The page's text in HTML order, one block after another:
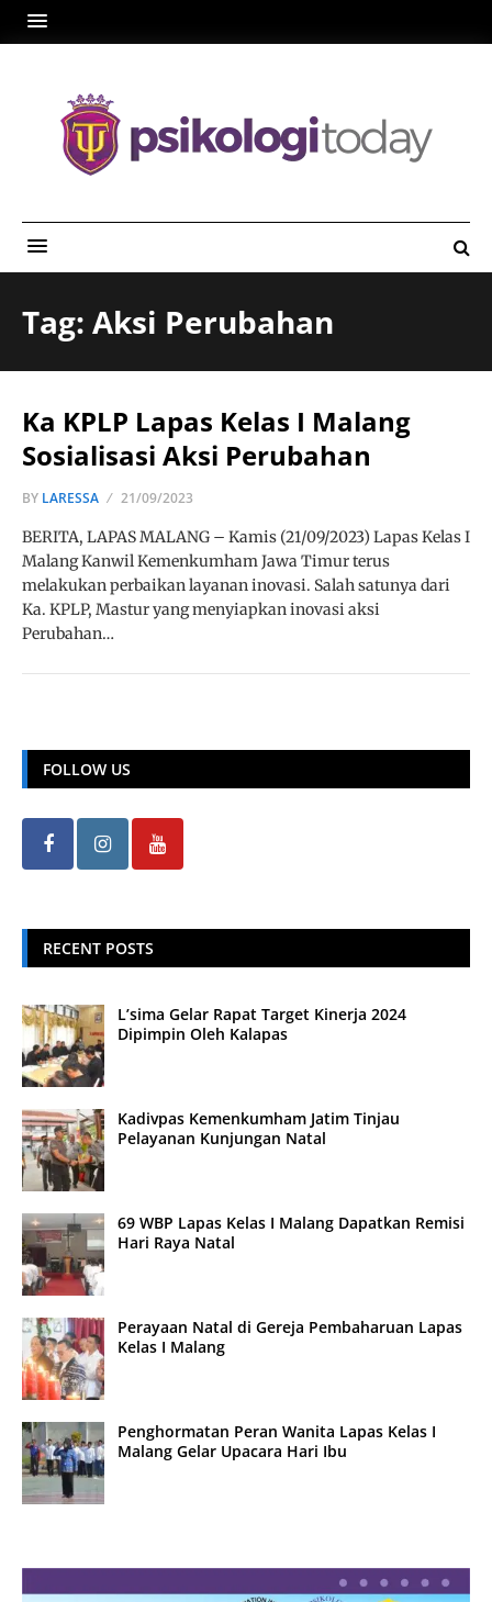
Tag: Aksi Perubahan
Ka KPLP Lapas Kelas I Malang
Sosialisasi Aksi Perubahan
BY LARESSA 21/09/2023
BERITA, LAPAS MALANG – Kamis (21/09/2023) Lapas Kelas I
Malang Kanwil Kemenkumham Jawa Timur terus
melakukan perbaikan layanan inovasi. Salah satunya dari
Ka. KPLP, Mastur yang menyiapkan inovasi aksi
Perubahan…
FOLLOW US
RECENT POSTS
L’sima Gelar Rapat Target Kinerja 2024
Dipimpin Oleh Kalapas
Kadivpas Kemenkumham Jatim Tinjau
Pelayanan Kunjungan Natal
69 WBP Lapas Kelas I Malang Dapatkan Remisi
Hari Raya Natal
Perayaan Natal di Gereja Pembaharuan Lapas
Kelas I Malang
Penghormatan Peran Wanita Lapas Kelas I
Malang Gelar Upacara Hari Ibu